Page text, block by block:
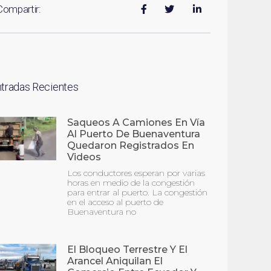
Recientes
Saqueos A Camiones En Vía
Al Puerto De Buenaventura
Quedaron Registrados En
Videos
Los conductores esperan por varias
horas en medio de la congestión
para entrar al puerto. La congestión
en el acceso al puerto de
Buenaventura no
El Bloqueo Terrestre Y El
Arancel Aniquilan El